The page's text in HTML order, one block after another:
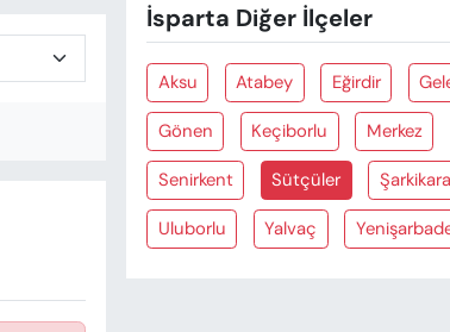
%-14İsparta Diğer İlçeler
Aksu Atabey Eğirdir
Gönen Keçiborlu Merkez
Senirkent Sütçüler
Uluborlu Yalvaç